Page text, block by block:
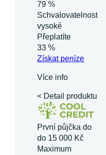
79 %
Schvalovatelnost
vysoké
Přeplatíte
33 %
Získatpeníze
Více info
< Detail produktu
První půjčka do
do 15 000 Kč
Maximum